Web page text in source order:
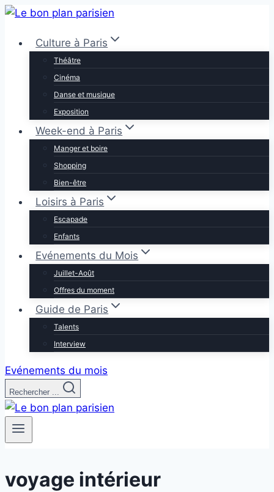
Aller
contenuCulture à Paris
Théâtre
Cinéma
Danse et musique
Exposition
Week-end à Paris
Manger et boire
Shopping
Bien-être
Loisirs à Paris
Escapade
Enfants
Evénements du Mois
Juillet-Août
Offres du moment
Guide de Paris
Talents
Interview
Evénements du mois
Rechercher ...
voyage intérieur